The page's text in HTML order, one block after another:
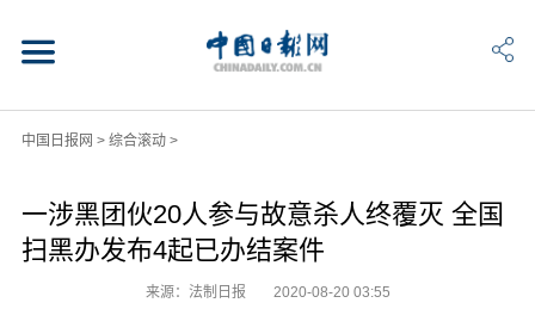
中国日报网 > 综合滚动>
一涉黑团伙20人参与故意杀人终覆灭 全国
扫黑办发布4起已办结案件
来源：法制日报 2020-08-20 03:55